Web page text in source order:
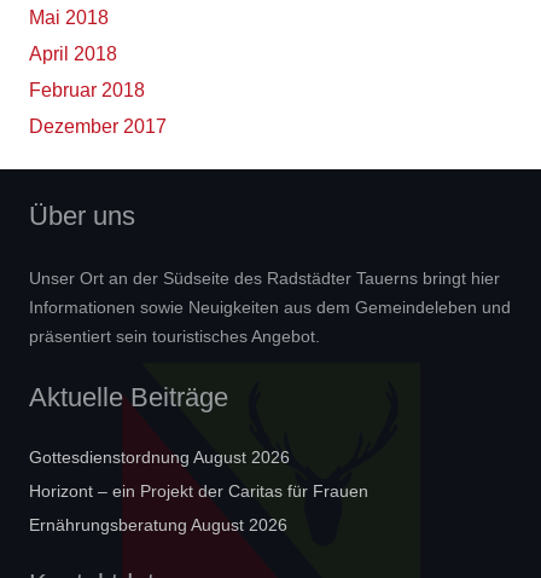
Mai 2018
April 2018
Februar 2018
Dezember 2017
Über uns
Unser Ort an der Südseite des Radstädter Tauerns bringt hier
Informationen sowie Neuigkeiten aus dem Gemeindeleben und
präsentiert sein touristisches Angebot.
Aktuelle Beiträge
Gottesdienstordnung August 2026
Horizont – ein Projekt der Caritas für Frauen
Ernährungsberatung August 2026